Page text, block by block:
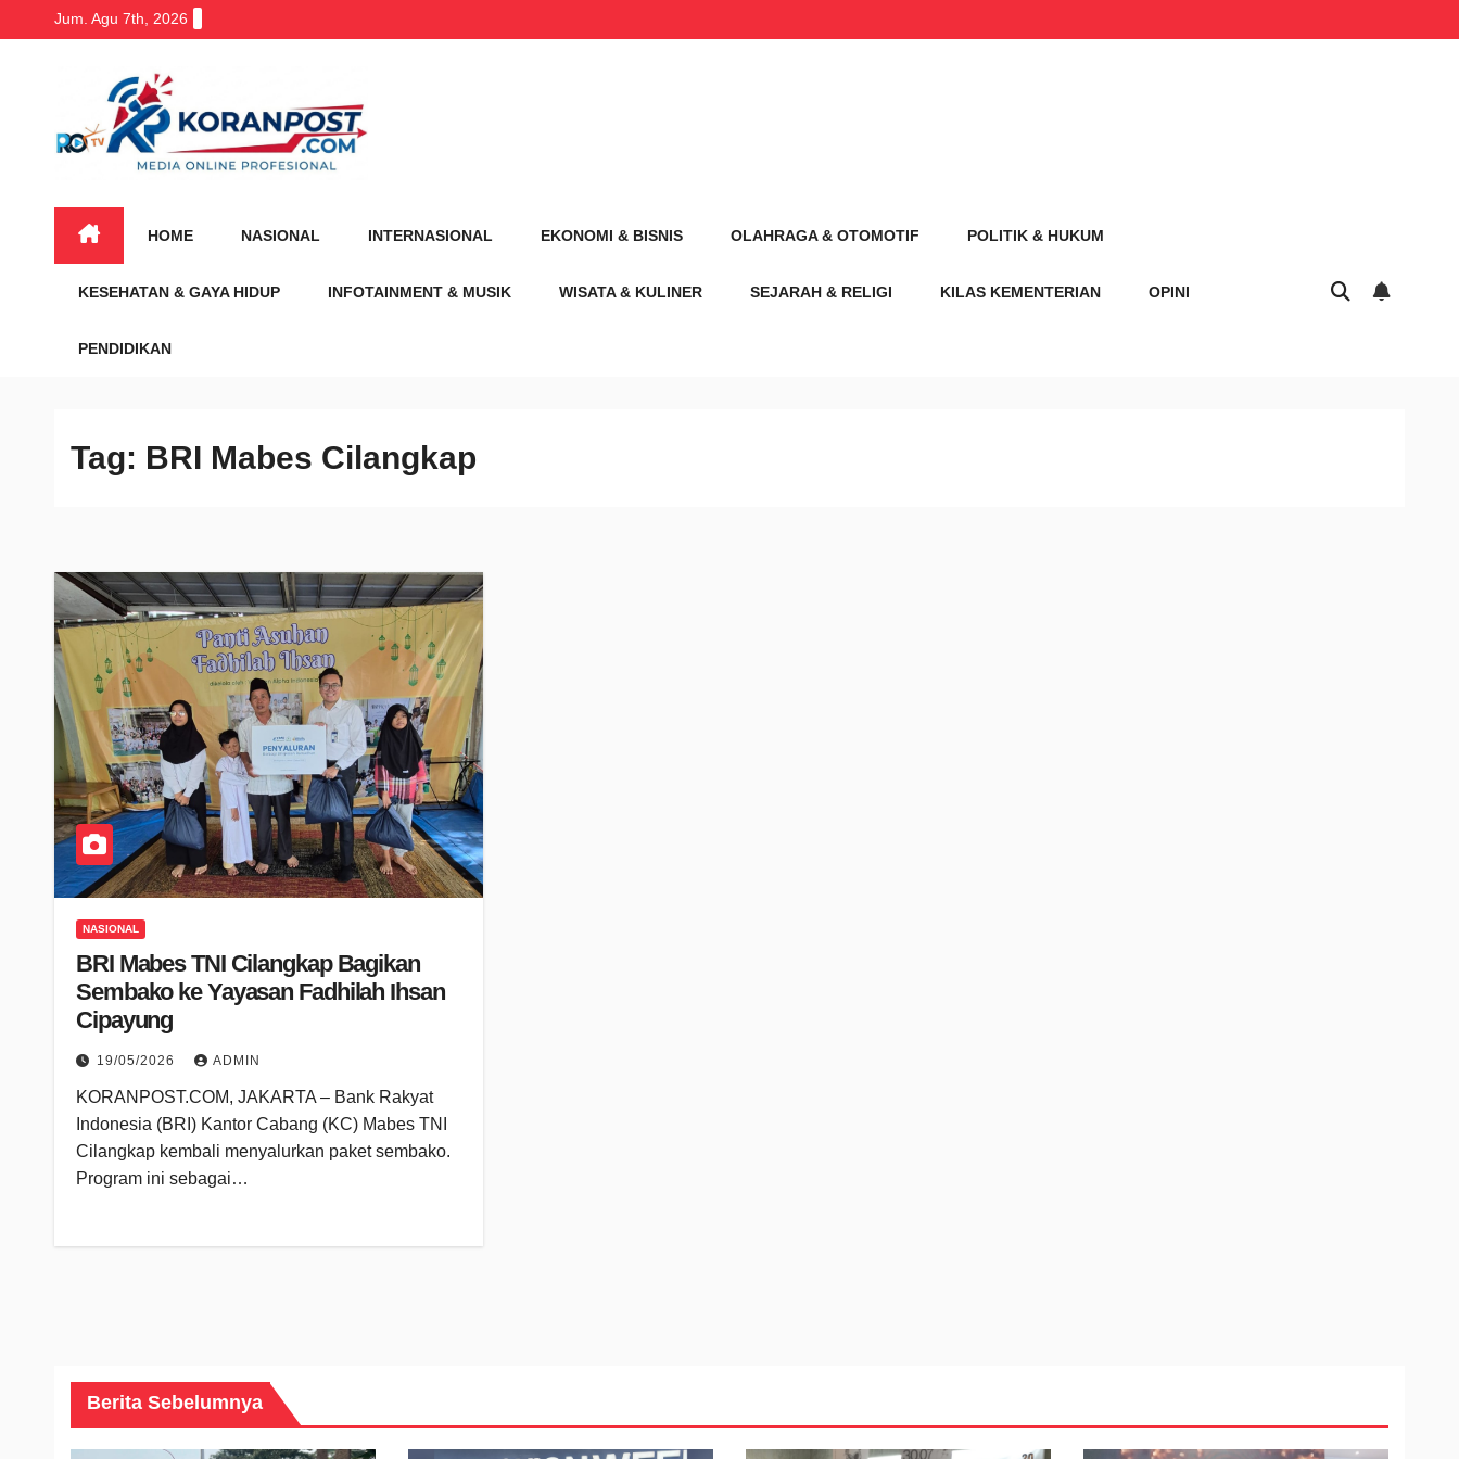
Jum. Agu 7th, 2026
HOME NASIONAL INTERNASIONAL EKONOMI & BISNIS OLAHRAGA & OTOMOTIF POLITIK & HUKUM
KESEHATAN & GAYA HIDUP INFOTAINMENT & MUSIK WISATA & KULINER SEJARAH & RELIGI KILAS KEMENTERIAN OPINI
PENDIDIKAN
Tag: BRI Mabes Cilangkap
NASIONAL
BRI Mabes TNI Cilangkap Bagikan
Sembako ke Yayasan Fadhilah Ihsan
Cipayung
19/05/2026 ADMIN
KORANPOST.COM, JAKARTA – Bank Rakyat
Indonesia (BRI) Kantor Cabang (KC) Mabes TNI
Cilangkap kembali menyalurkan paket sembako.
Program ini sebagai…
Berita Sebelumnya